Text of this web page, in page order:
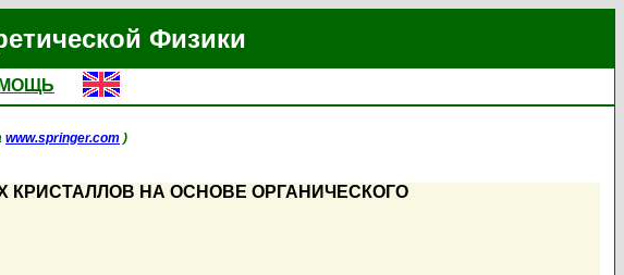
Физики
www.springer.com )
НА ОСНОВЕ ОРГАНИЧЕСКОГО